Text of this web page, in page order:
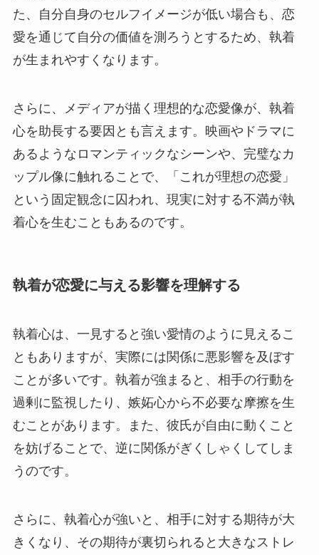
た、自分自身のセルフイメージが低い場合も、恋
愛を通じて自分の価値を測ろうとするため、執着
が生まれやすくなります。
さらに、メディアが描く理想的な恋愛像が、執着
心を助長する要因とも言えます。映画やドラマに
あるようなロマンティックなシーンや、完璧なカ
ップル像に触れることで、「これが理想の恋愛」
という固定観念に囚われ、現実に対する不満が執
着心を生むこともあるのです。
執着が恋愛に与える影響を理解する
執着心は、一見すると強い愛情のように見えるこ
ともありますが、実際には関係に悪影響を及ぼす
ことが多いです。執着が強まると、相手の行動を
過剰に監視したり、嫉妬心から不必要な摩擦を生
むことがあります。また、彼氏が自由に動くこと
を妨げることで、逆に関係がぎくしゃくしてしま
うのです。
さらに、執着心が強いと、相手に対する期待が大
きくなり、その期待が裏切られると大きなストレ